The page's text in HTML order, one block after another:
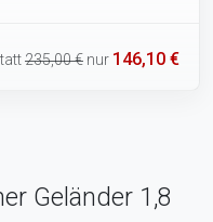
235,00 € nur 146,10 €
Geländer 1,8